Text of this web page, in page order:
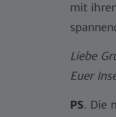
mit
Liebe
Euer
PS. Die